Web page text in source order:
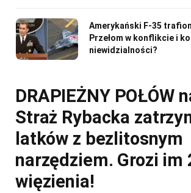
Amerykański F-35
Przełom w konflikcie i
niewidzialności?
DRAPIEŻNY POŁÓW
Straż Rybacka
latków z bezlitosnym
narzędziem. Grozi im
więzienia!